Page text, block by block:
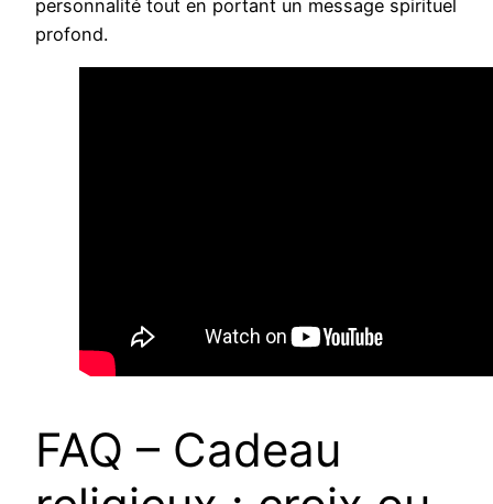
personnalité tout en portant un message spirituel
profond.
FAQ – Cadeau